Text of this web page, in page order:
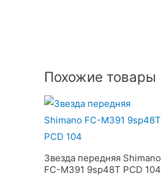
Похожие товары
Звезда передняя Shimano
FC-M391 9sp48T PCD 104